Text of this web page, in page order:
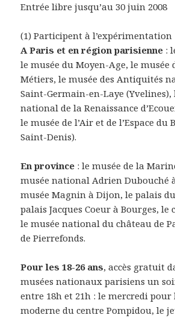
Entrée libre jusqu’au 30 juin 2008
(1) Participent à l’expérimentation
A Paris et en région parisienne :
le musée du Moyen-Age, le musée
Métiers, le musée des Antiquités
Saint-Germain-en-Laye (Yvelines),
national de la Renaissance
le musée de l’Air et de l’Espace du
Saint-Denis).
En province : le musée de la
musée national Adrien Dubouché
musée Magnin à Dijon, le palais
palais Jacques Coeur à Bourges, le
le musée national du château de
de Pierrefonds.
Pour les 18-26 ans, accès gratuit
musées nationaux parisiens un
entre 18h et 21h : le mercredi pour
moderne du centre Pompidou, le